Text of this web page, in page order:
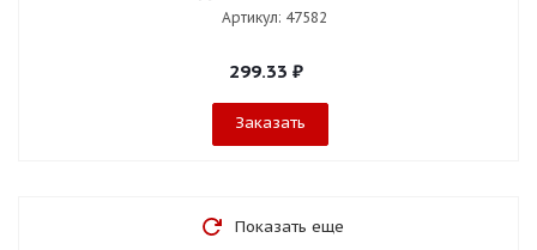
Артикул: 47582
299.33 ₽
Заказать
Показать еще